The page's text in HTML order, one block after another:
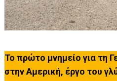
Το πρώτο μνημείο για τη
στην Αμερική, έργο του